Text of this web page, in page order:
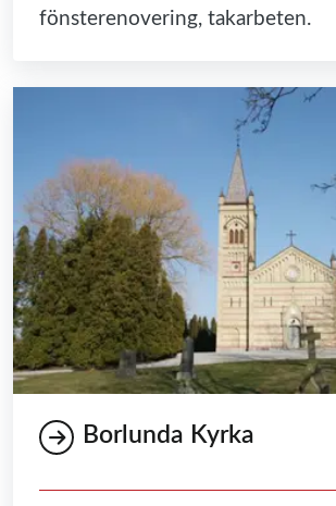
fönsterenovering, takarbeten.
Borlunda Kyrka